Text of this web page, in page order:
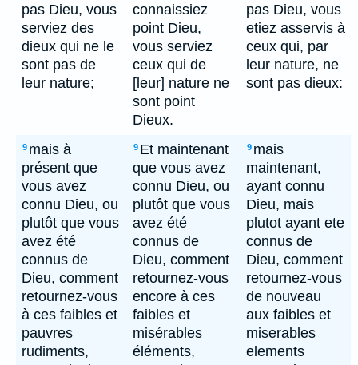
pas Dieu, vous
serviez des
dieux qui ne le
sont pas de
leur nature;
connaissiez
point Dieu,
vous serviez
ceux qui de
[leur] nature ne
sont point
Dieux.
pas Dieu, vous
etiez asservis à
ceux qui, par
leur nature, ne
sont pas dieux:
9 mais à
présent que
vous avez
connu Dieu, ou
plutôt que vous
avez été
connus de
Dieu, comment
retournez-vous
à ces faibles et
pauvres
rudiments,
9 Et maintenant
que vous avez
connu Dieu, ou
plutôt que vous
avez été
connus de
Dieu, comment
retournez-vous
encore à ces
faibles et
misérables
éléments,
9 mais
maintenant,
ayant connu
Dieu, mais
plutot ayant ete
connus de
Dieu, comment
retournez-vous
de nouveau
aux faibles et
miserables
elements